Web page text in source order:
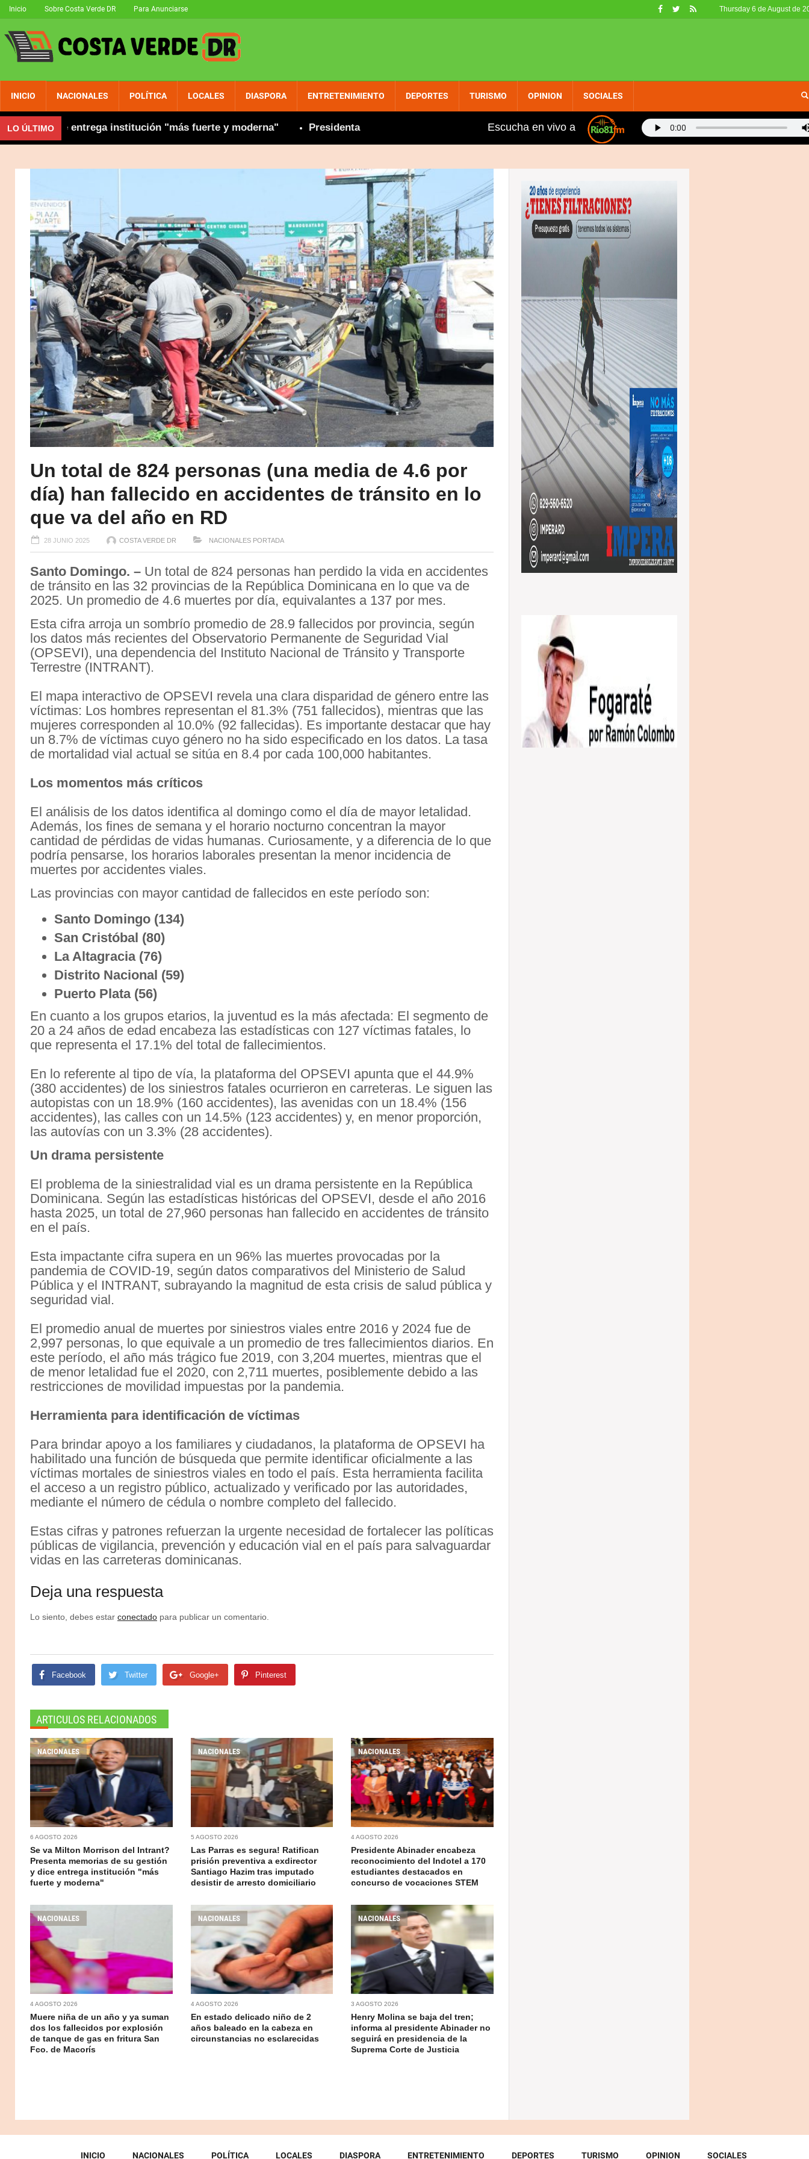
Thursday 6 de August de
Inicio Sobre Costa Verde DR Para Anunciarse
INICIO NACIONALES POLÍTICA LOCALES DIASPORA ENTRETENIMIENTO DEPORTES TURISMO OPINION SOCIALES
LO ÚLTIMO
dice entrega institución "más fuerte y moderna" Presidenta Hoteles y Restaurantes de María Trinidad Sánchez denuncia apagones están provocando serias
Escucha en vivo a
Un total de 824 personas (una media de 4.6 por
día) han fallecido en accidentes de tránsito en lo
que va del año en RD
28 JUNIO 2025 COSTA VERDE DR NACIONALES PORTADA
Santo Domingo. – Un total de 824 personas han perdido la vida en accidentes
de tránsito en las 32 provincias de la República Dominicana en lo que va de
2025. Un promedio de 4.6 muertes por día, equivalantes a 137 por mes.
Esta cifra arroja un sombrío promedio de 28.9 fallecidos por provincia, según
los datos más recientes del Observatorio Permanente de Seguridad Vial
(OPSEVI), una dependencia del Instituto Nacional de Tránsito y Transporte
Terrestre (INTRANT).
El mapa interactivo de OPSEVI revela una clara disparidad de género entre las
víctimas: Los hombres representan el 81.3% (751 fallecidos), mientras que las
mujeres corresponden al 10.0% (92 fallecidas). Es importante destacar que hay
un 8.7% de víctimas cuyo género no ha sido especificado en los datos. La tasa
de mortalidad vial actual se sitúa en 8.4 por cada 100,000 habitantes.
Los momentos más críticos
El análisis de los datos identifica al domingo como el día de mayor letalidad.
Además, los fines de semana y el horario nocturno concentran la mayor
cantidad de pérdidas de vidas humanas. Curiosamente, y a diferencia de lo que
podría pensarse, los horarios laborales presentan la menor incidencia de
muertes por accidentes viales.
Las provincias con mayor cantidad de fallecidos en este período son:
Santo Domingo (134)
San Cristóbal (80)
La Altagracia (76)
Distrito Nacional (59)
Puerto Plata (56)
En cuanto a los grupos etarios, la juventud es la más afectada: El segmento de
20 a 24 años de edad encabeza las estadísticas con 127 víctimas fatales, lo
que representa el 17.1% del total de fallecimientos.
En lo referente al tipo de vía, la plataforma del OPSEVI apunta que el 44.9%
(380 accidentes) de los siniestros fatales ocurrieron en carreteras. Le siguen las
autopistas con un 18.9% (160 accidentes), las avenidas con un 18.4% (156
accidentes), las calles con un 14.5% (123 accidentes) y, en menor proporción,
las autovías con un 3.3% (28 accidentes).
Un drama persistente
El problema de la siniestralidad vial es un drama persistente en la República
Dominicana. Según las estadísticas históricas del OPSEVI, desde el año 2016
hasta 2025, un total de 27,960 personas han fallecido en accidentes de tránsito
en el país.
Esta impactante cifra supera en un 96% las muertes provocadas por la
pandemia de COVID-19, según datos comparativos del Ministerio de Salud
Pública y el INTRANT, subrayando la magnitud de esta crisis de salud pública y
seguridad vial.
El promedio anual de muertes por siniestros viales entre 2016 y 2024 fue de
2,997 personas, lo que equivale a un promedio de tres fallecimientos diarios. En
este período, el año más trágico fue 2019, con 3,204 muertes, mientras que el
de menor letalidad fue el 2020, con 2,711 muertes, posiblemente debido a las
restricciones de movilidad impuestas por la pandemia.
Herramienta para identificación de víctimas
Para brindar apoyo a los familiares y ciudadanos, la plataforma de OPSEVI ha
habilitado una función de búsqueda que permite identificar oficialmente a las
víctimas mortales de siniestros viales en todo el país. Esta herramienta facilita
el acceso a un registro público, actualizado y verificado por las autoridades,
mediante el número de cédula o nombre completo del fallecido.
Estas cifras y patrones refuerzan la urgente necesidad de fortalecer las políticas
públicas de vigilancia, prevención y educación vial en el país para salvaguardar
vidas en las carreteras dominicanas.
Deja una respuesta
Lo siento, debes estar conectado para publicar un comentario.
Facebook Twitter Google+ Pinterest
ARTICULOS RELACIONADOS
NACIONALES
6 AGOSTO 2026
Se va Milton Morrison del Intrant?
Presenta memorias de su gestión
y dice entrega institución "más
fuerte y moderna"
NACIONALES
5 AGOSTO 2026
Las Parras es segura! Ratifican
prisión preventiva a exdirector
Santiago Hazim tras imputado
desistir de arresto domiciliario
NACIONALES
4 AGOSTO 2026
Presidente Abinader encabeza
reconocimiento del Indotel a 170
estudiantes destacados en
concurso de vocaciones STEM
NACIONALES
4 AGOSTO 2026
Muere niña de un año y ya suman
dos los fallecidos por explosión
de tanque de gas en fritura San
Fco. de Macorís
NACIONALES
4 AGOSTO 2026
En estado delicado niño de 2
años baleado en la cabeza en
circunstancias no esclarecidas
NACIONALES
3 AGOSTO 2026
Henry Molina se baja del tren;
informa al presidente Abinader no
seguirá en presidencia de la
Suprema Corte de Justicia
INICIO NACIONALES POLÍTICA LOCALES DIASPORA ENTRETENIMIENTO DEPORTES TURISMO OPINION SOCIALES